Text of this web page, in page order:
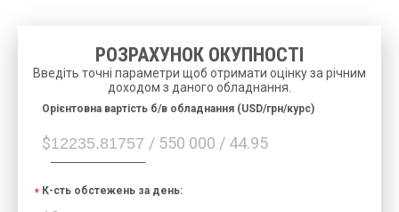
РОЗРАХУНОК ОКУПНОСТІ
Введіть точні параметри щоб отримати оцінку за річним
доходом з даного обладнання.
$ / 550 000 / 44.95
Орієнтовна вартість б/в обладнання (USD/грн/курс)
К-сть обстежень за день: